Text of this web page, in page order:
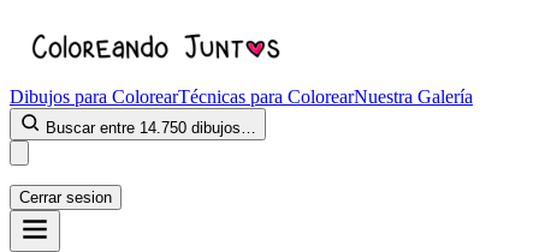
Dibujos para ColorearTécnicas para ColorearNuestra Galería
Buscar entre 14.750 dibujos…
Cerrar sesion